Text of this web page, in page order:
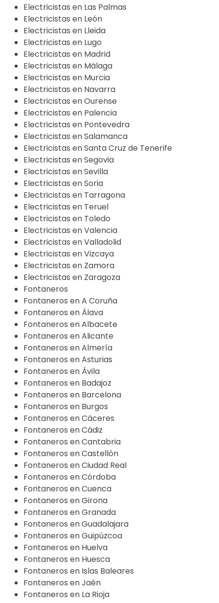
Electricistas en Las Palmas
Electricistas en León
Electricistas en Lleida
Electricistas en Lugo
Electricistas en Madrid
Electricistas en Málaga
Electricistas en Murcia
Electricistas en Navarra
Electricistas en Ourense
Electricistas en Palencia
Electricistas en Pontevedra
Electricistas en Salamanca
Electricistas en Santa Cruz de Tenerife
Electricistas en Segovia
Electricistas en Sevilla
Electricistas en Soria
Electricistas en Tarragona
Electricistas en Teruel
Electricistas en Toledo
Electricistas en Valencia
Electricistas en Valladolid
Electricistas en Vizcaya
Electricistas en Zamora
Electricistas en Zaragoza
Fontaneros
Fontaneros en A Coruña
Fontaneros en Álava
Fontaneros en Albacete
Fontaneros en Alicante
Fontaneros en Almería
Fontaneros en Asturias
Fontaneros en Ávila
Fontaneros en Badajoz
Fontaneros en Barcelona
Fontaneros en Burgos
Fontaneros en Cáceres
Fontaneros en Cádiz
Fontaneros en Cantabria
Fontaneros en Castellón
Fontaneros en Ciudad Real
Fontaneros en Córdoba
Fontaneros en Cuenca
Fontaneros en Girona
Fontaneros en Granada
Fontaneros en Guadalajara
Fontaneros en Guipúzcoa
Fontaneros en Huelva
Fontaneros en Huesca
Fontaneros en Islas Baleares
Fontaneros en Jaén
Fontaneros en La Rioja